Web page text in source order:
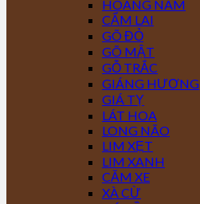
HOÀNG NAM
CẨM LAI
GÕ ĐỎ
GÕ MẬT
GỖ TRẮC
GIÁNG HƯƠNG
GIÁ TỴ
LÁT HOA
LONG NÃO
LIM XẸT
LIM XANH
CĂM XE
XÀ CỪ